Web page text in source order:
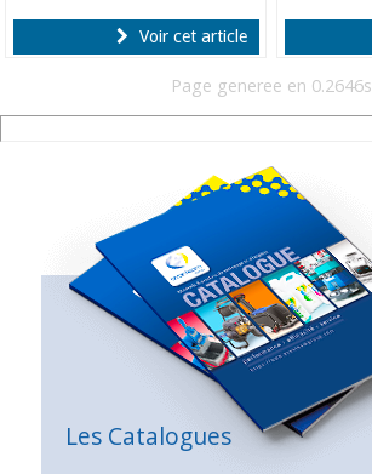
Voir cet article
Page generee en 0.2646s
Les Catalogues